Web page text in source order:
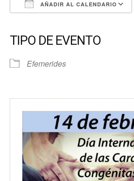
AÑADIR AL CALENDARIO
TIPO DE EVENTO
Efemerides